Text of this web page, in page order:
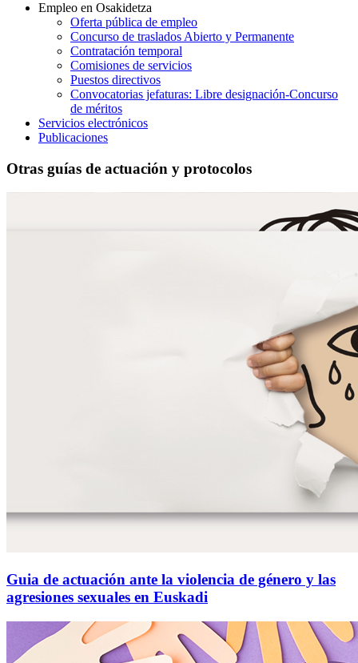
Empleo en Osakidetza
Oferta pública de empleo
Concurso de traslados Abierto y Permanente
Contratación temporal
Comisiones de servicios
Puestos directivos
Convocatorias jefaturas: Libre designación-Concurso
de méritos
Servicios electrónicos
Publicaciones
Otras guías de actuación y protocolos
Guia de actuación ante la violencia de género y las
agresiones sexuales en Euskadi